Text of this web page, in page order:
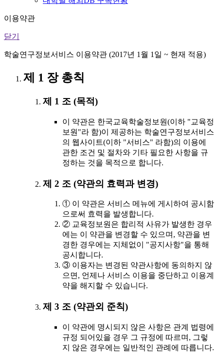
이용약관
닫기
학술연구정보서비스 이용약관 (2017년 1월 1일 ~ 현재 적용)
제 1 장 총칙
제 1 조 (목적)
이 약관은 한국교육학술정보원(이하 "교육정
보원"라 함)이 제공하는 학술연구정보서비스
의 웹사이트(이하 "서비스" 라함)의 이용에
관한 조건 및 절차와 기타 필요한 사항을 규
정하는 것을 목적으로 합니다.
제 2 조 (약관의 효력과 변경)
① 이 약관은 서비스 메뉴에 게시하여 공시함
으로써 효력을 발생합니다.
② 교육정보원은 합리적 사유가 발생한 경우
에는 이 약관을 변경할 수 있으며, 약관을 변
경한 경우에는 지체없이 "공지사항"을 통해
공시합니다.
③ 이용자는 변경된 약관사항에 동의하지 않
으면, 언제나 서비스 이용을 중단하고 이용계
약을 해지할 수 있습니다.
제 3 조 (약관외 준칙)
이 약관에 명시되지 않은 사항은 관계 법령에
규정 되어있을 경우 그 규정에 따르며, 그렇
지 않은 경우에는 일반적인 관례에 따릅니다.